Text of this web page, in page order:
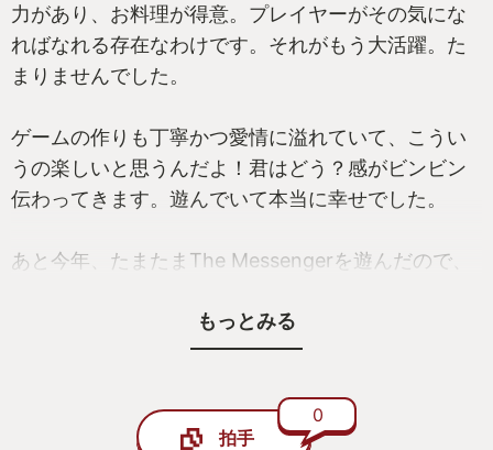
力があり、お料理が得意。プレイヤーがその気にな
ればなれる存在なわけです。それがもう大活躍。た
まりませんでした。
ゲームの作りも丁寧かつ愛情に溢れていて、こうい
うの楽しいと思うんだよ！君はどう？感がビンビン
伝わってきます。遊んでいて本当に幸せでした。
あと今年、たまたまThe Messengerを遊んだので、
曲でビシッと思い出すもんですね。そして懐かしの
長話…これを待っていたんだ！
もっとみる
拍手
0